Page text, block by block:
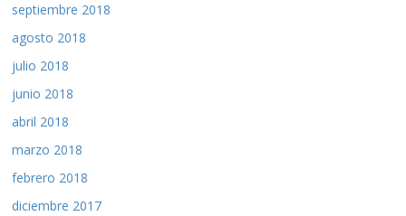
septiembre 2018
agosto 2018
julio 2018
junio 2018
abril 2018
marzo 2018
febrero 2018
diciembre 2017